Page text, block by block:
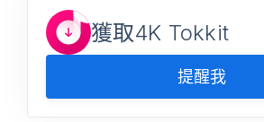
獲取4K Tokkit
提醒我